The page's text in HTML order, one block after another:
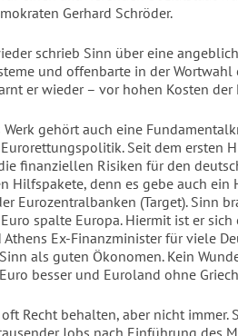
Gerhard Schröder.
schrieb Sinn über eine
und offenbarte in der
er wieder – vor hohen Kosten
Werk gehört auch eine
Seit dem ersten
finanziellen Risiken für den
Hilfspakete, denn es gebe auch ein
Eurozentralbanken (Target). Sinn
spalte Europa. Hiermit ist er
Athens Ex-Finanzminister für viele
als guten Ökonomen. Kein
besser und Euroland ohne
Recht behalten, aber nicht immer.
Jobs nach Einführung des